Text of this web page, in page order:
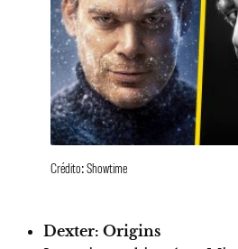
Crédito: Showtime
Dexter: Origins